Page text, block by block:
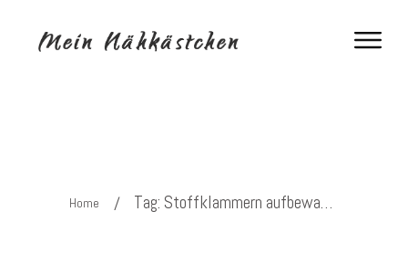
Home / Tag: Stoffklammern aufbewahren